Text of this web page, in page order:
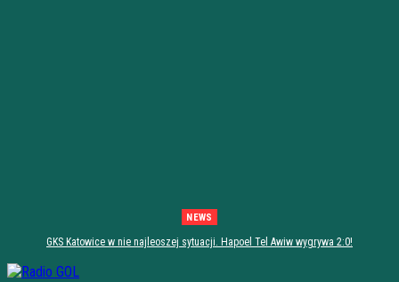
NEWS
GKS Katowice w nie najleoszej sytuacji. Hapoel Tel Awiw wygrywa 2:0!